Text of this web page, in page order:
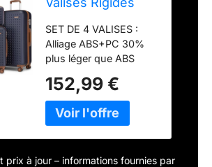
Pouces) ABS+PC
Léger et
Résistant, 4
roulettes
Silencieuses 360°
et Serrures TSA,
Grandes
SET DE 4 VALISES :
Alliage ABS+PC 30%
plus léger que ABS
aux chocs et finition
anti-rayures élégante.
Set complet de 4
fréquents.
152,99 €
prix à jour – informations fournies par